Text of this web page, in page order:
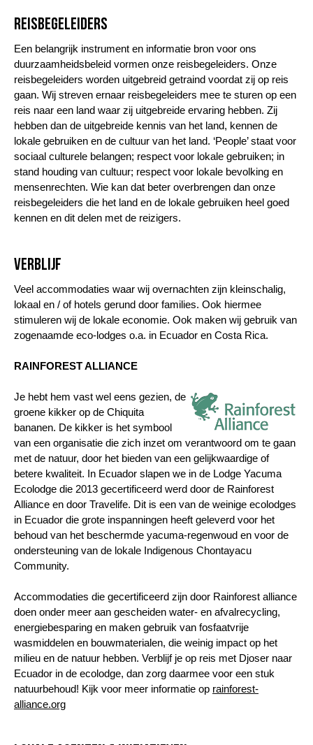
Reisbegeleiders
Een belangrijk instrument en informatie bron voor ons
duurzaamheidsbeleid vormen onze reisbegeleiders. Onze
reisbegeleiders worden uitgebreid getraind voordat zij op reis
gaan. Wij streven ernaar reisbegeleiders mee te sturen op een
reis naar een land waar zij uitgebreide ervaring hebben. Zij
hebben dan de uitgebreide kennis van het land, kennen de
lokale gebruiken en de cultuur van het land. ‘People’ staat voor
sociaal culturele belangen; respect voor lokale gebruiken; in
stand houding van cultuur; respect voor lokale bevolking en
mensenrechten. Wie kan dat beter overbrengen dan onze
reisbegeleiders die het land en de lokale gebruiken heel goed
kennen en dit delen met de reizigers.
Verblijf
Veel accommodaties waar wij overnachten zijn kleinschalig,
lokaal en / of hotels gerund door families. Ook hiermee
stimuleren wij de lokale economie. Ook maken wij gebruik van
zogenaamde eco-lodges o.a. in Ecuador en Costa Rica.
RAINFOREST ALLIANCE
Je hebt hem vast wel eens gezien, de
groene kikker op de Chiquita
bananen. De kikker is het symbool
van een organisatie die zich inzet om verantwoord om te gaan
met de natuur, door het bieden van een gelijkwaardige of
betere kwaliteit. In Ecuador slapen we in de Lodge Yacuma
Ecolodge die 2013 gecertificeerd werd door de Rainforest
Alliance en door Travelife. Dit is een van de weinige ecolodges
in Ecuador die grote inspanningen heeft geleverd voor het
behoud van het beschermde yacuma-regenwoud en voor de
ondersteuning van de lokale Indigenous Chontayacu
Community.
Accommodaties die gecertificeerd zijn door Rainforest alliance
doen onder meer aan gescheiden water- en afvalrecycling,
energiebesparing en maken gebruik van fosfaatvrije
wasmiddelen en bouwmaterialen, die weinig impact op het
milieu en de natuur hebben. Verblijf je op reis met Djoser naar
Ecuador in de ecolodge, dan zorg daarmee voor een stuk
natuurbehoud! Kijk voor meer informatie op rainforest-
alliance.org